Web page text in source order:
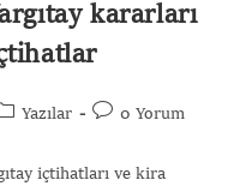
kararları
Yazılar 0 Yorum
içtihatları ve kira